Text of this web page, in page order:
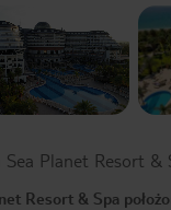
Sea Planet Resort &
Resort & Spa